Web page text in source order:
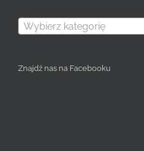
Wybierz kategorię
Znajdź nas na Facebooku